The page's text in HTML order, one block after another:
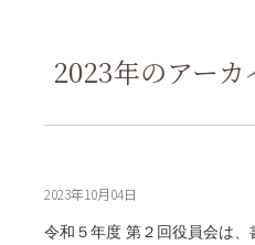
2023年のアーカ
2023年10月04日
令和５年度 第２回役員会は